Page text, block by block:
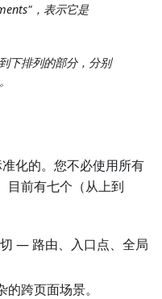
，表示它是
下排列的部分，分别
化的。您不必使用所有
目前有七个（从上到
— 路由、入口点、全局
跨页面场景。